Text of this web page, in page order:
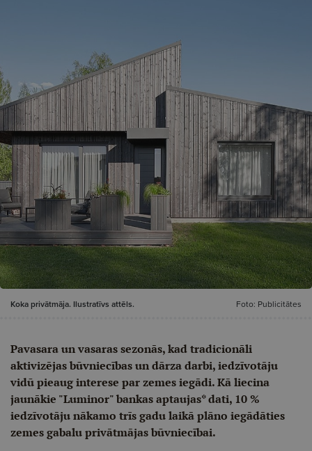
Koka privātmāja. Ilustratīvs attēls. Foto: Publicitātes
Pavasara un vasaras sezonās, kad tradicionāli
aktivizējas būvniecības un dārza darbi, iedzīvotāju
vidū pieaug interese par zemes iegādi. Kā liecina
jaunākie "Luminor" bankas aptaujas* dati, 10 %
iedzīvotāju nākamo trīs gadu laikā plāno iegādāties
zemes gabalu privātmājas būvniecībai.